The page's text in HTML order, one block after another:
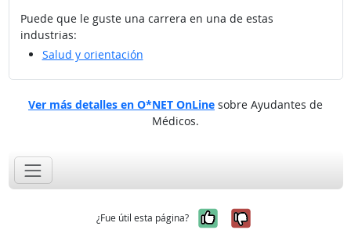
Puede que le guste una carrera en una de estas
industrias:
Salud y orientación
Ver más detalles en O*NET OnLine sobre Ayudantes de
Médicos.
¿Fue útil esta página? Sí, fue útil
No, no fue